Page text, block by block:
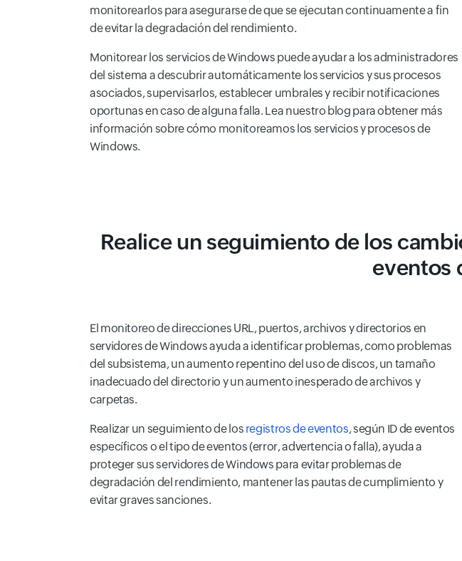
monitorearlos para asegurarse de que se ejecutan continuamente a fin
de evitar la degradación del rendimiento.
Monitorear los servicios de Windows puede ayudar a los administradores
del sistema a descubrir automáticamente los servicios y sus procesos
asociados, supervisarlos, establecer umbrales y recibir notificaciones
oportunas en caso de alguna falla. Lea nuestro blog para obtener más
información sobre cómo monitoreamos los servicios y procesos de
Windows.
Realice un seguimiento de los
eventos
El monitoreo de direcciones URL, puertos, archivos y directorios en
servidores de Windows ayuda a identificar problemas, como problemas
del subsistema, un aumento repentino del uso de discos, un tamaño
inadecuado del directorio y un aumento inesperado de archivos y
carpetas.
Realizar un seguimiento de los registros de eventos, según ID de eventos
específicos o el tipo de eventos (error, advertencia o falla), ayuda a
proteger sus servidores de Windows para evitar problemas de
degradación del rendimiento, mantener las pautas de cumplimiento y
evitar graves sanciones.